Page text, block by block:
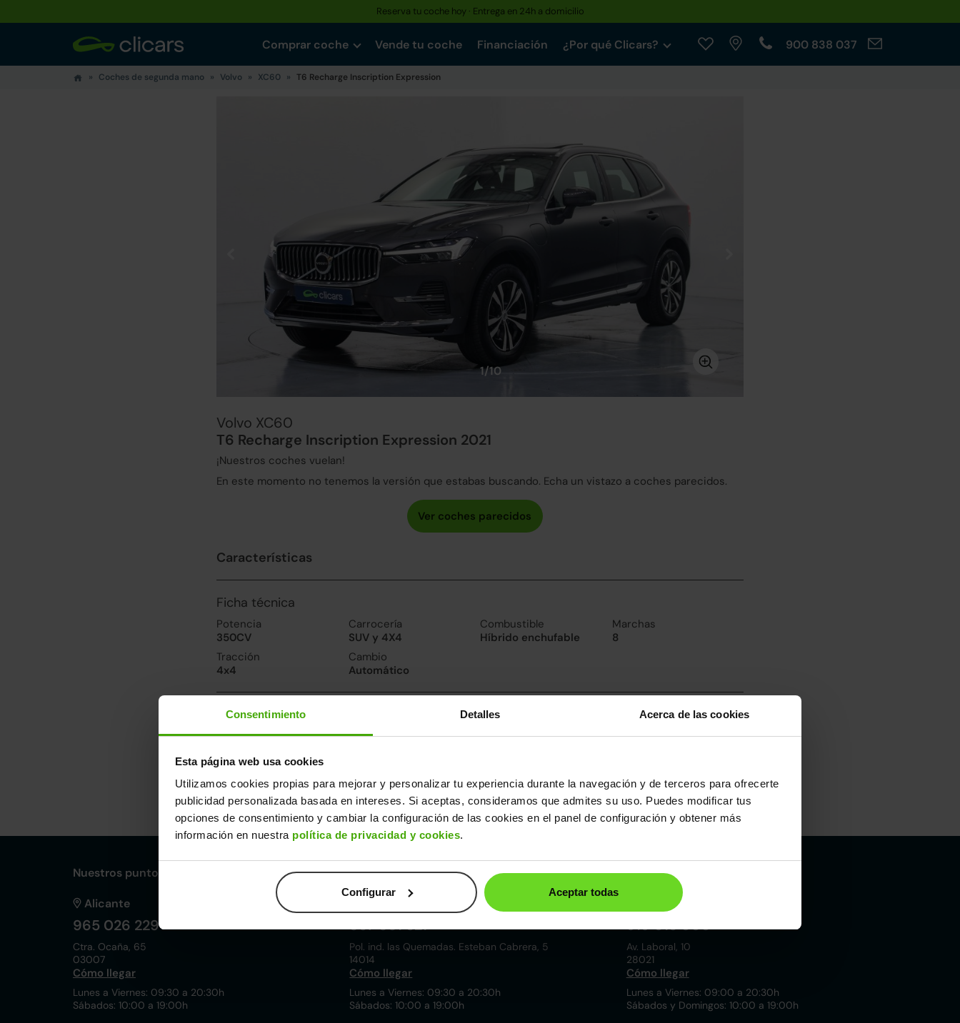
Consentimiento Detalles Acerca de las cookies
Esta página web usa cookies
Utilizamos cookies propias para mejorar y personalizar tu experiencia durante la navegación y de terceros para ofrecerte
publicidad personalizada basada en intereses. Si aceptas, consideramos que admites su uso. Puedes modificar tus
opciones de consentimiento y cambiar la configuración de las cookies en el panel de configuración y obtener más
información en nuestra política de privacidad y cookies.
Configurar Aceptar todas
Reserva tu coche hoy · Entrega en 24h a domicilio
Comprar coche Vende tu coche Financiación ¿Por qué Clicars? 900 838 037
Coches de segunda mano Volvo XC60 T6 Recharge Inscription Expression
1/10
Volvo XC60
T6 Recharge Inscription Expression 2021
¡Nuestros coches vuelan!
En este momento no tenemos la versión que estabas buscando. Echa un vistazo a coches parecidos.
Características
Ficha técnica
Potencia
350CV
Carrocería
SUV y 4X4
Combustible
Híbrido enchufable
Marchas
8
Tracción
4x4
Cambio
Automático
Prestaciones, consumo y emisiones
Velocidad máxima
De 0 a 100 km/h
Dimensiones y otros datos
Largo
4,69m
Ancho
1,90m
Alto
1,66m
Peso
Depósito
Maletero
Nuestros puntos de venta Clicars:
Alicante
965 026 229
Ctra. Ocaña, 65
03007
Cómo llegar
Lunes a Viernes: 09:30 a 20:30h
Sábados: 10:00 a 19:00h
857 881 521
Pol. ind. las Quemadas. Esteban Cabrera, 5
14014
Cómo llegar
Lunes a Viernes: 09:30 a 20:30h
Sábados: 10:00 a 19:00h
919 015 000
Av. Laboral, 10
28021
Cómo llegar
Lunes a Viernes: 09:00 a 20:30h
Sábados y Domingos: 10:00 a 19:00h